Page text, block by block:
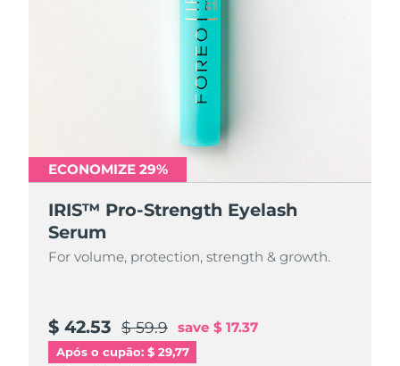
ECONOMIZE 29%
IRIS™ Pro-Strength Eyelash
Serum
For volume, protection, strength & growth.
$ 42.53 $ 59.9 save $ 17.37
Após o cupão: $ 29,77